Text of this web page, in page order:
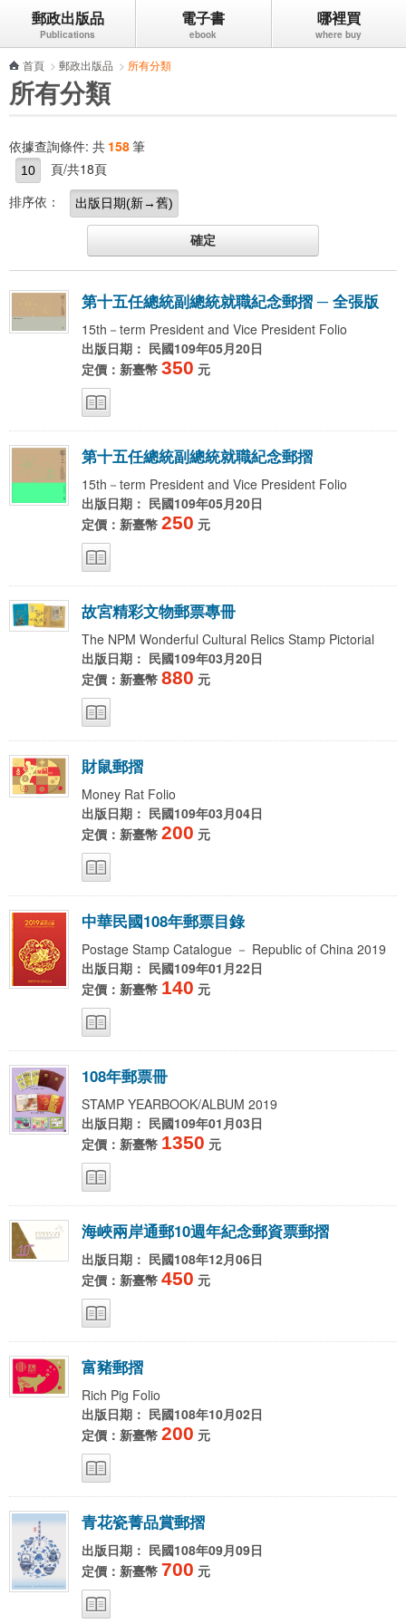
跳到主要內容區塊
郵政出版品 電子書 哪裡買
首頁 > 郵政出版品 > 所有分類
所有分類
依據查詢條件: 共 158筆
頁/共18頁
排序依：
第十五任總統副總統就職紀念郵摺 ─ 全張版
15th－term President and Vice President Folio
出版日期： 民國109年05月20日
定價：新臺幣 350 元
第十五任總統副總統就職紀念郵摺
15th－term President and Vice President Folio
出版日期： 民國109年05月20日
定價：新臺幣 250 元
故宮精彩文物郵票專冊
The NPM Wonderful Cultural Relics Stamp Pictorial
出版日期： 民國109年03月20日
定價：新臺幣 880 元
財鼠郵摺
Money Rat Folio
出版日期： 民國109年03月04日
定價：新臺幣 200 元
中華民國108年郵票目錄
Postage Stamp Catalogue － Republic of China 2019
出版日期： 民國109年01月22日
定價：新臺幣 140 元
108年郵票冊
STAMP YEARBOOK/ALBUM 2019
出版日期： 民國109年01月03日
定價：新臺幣 1350 元
海峽兩岸通郵10週年紀念郵資票郵摺
出版日期： 民國108年12月06日
定價：新臺幣 450 元
富豬郵摺
Rich Pig Folio
出版日期： 民國108年10月02日
定價：新臺幣 200 元
青花瓷菁品賞郵摺
出版日期： 民國108年09月09日
定價：新臺幣 700 元